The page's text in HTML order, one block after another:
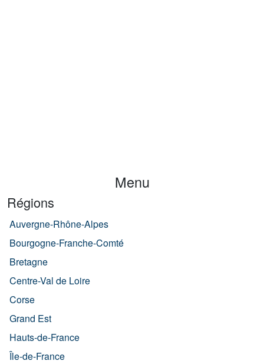
Menu
Régions
Auvergne-Rhône-Alpes
Bourgogne-Franche-Comté
Bretagne
Centre-Val de Loire
Corse
Grand Est
Hauts-de-France
Île-de-France